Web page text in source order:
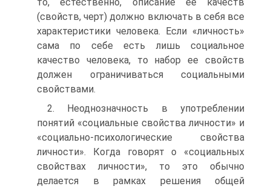
(свойств, черт) должно включать в себя все
характеристики человека. Если «личность»
сама по себе есть лишь социальное
качество человека, то набор ее свойств
должен ограничиваться социальными
свойствами.
2. Неоднозначность в употреблении
понятий «социальные свойства личности» и
«социально-психологические свойства
личности». Когда говорят о «социальных
свойствах личности», то это обычно
делается в рамках решения общей